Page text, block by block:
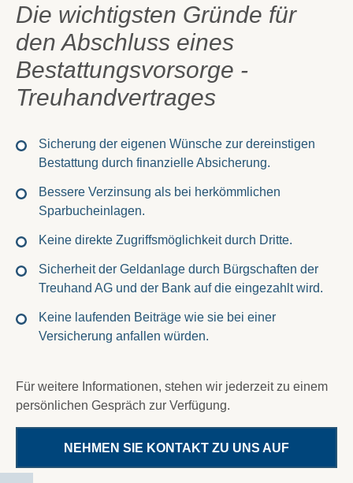
Die wichtigsten Gründe für
den Abschluss eines
Bestattungsvorsorge -
Treuhandvertrages
Sicherung der eigenen Wünsche zur dereinstigen
Bestattung durch finanzielle Absicherung.
Bessere Verzinsung als bei herkömmlichen
Sparbucheinlagen.
Keine direkte Zugriffsmöglichkeit durch Dritte.
Sicherheit der Geldanlage durch Bürgschaften der
Treuhand AG und der Bank auf die eingezahlt wird.
Keine laufenden Beiträge wie sie bei einer
Versicherung anfallen würden.
Für weitere Informationen, stehen wir jederzeit zu einem
persönlichen Gespräch zur Verfügung.
NEHMEN SIE KONTAKT ZU UNS AUF